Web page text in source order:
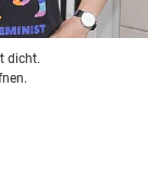
dicht.